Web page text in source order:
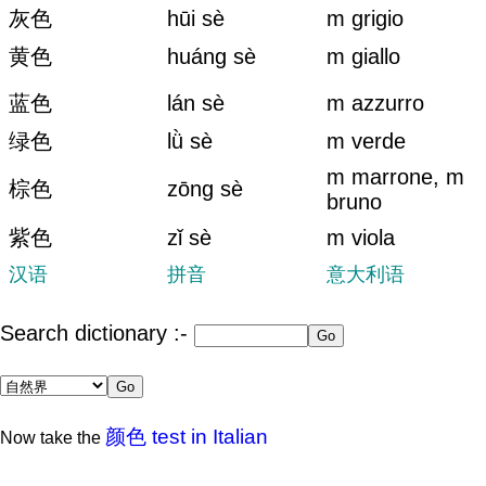
灰色 hūi sè
m grigio
黄色
huáng sè
m giallo
蓝色
lán sè
m azzurro
绿色
lǜ sè
m verde
棕色
zōng sè
m marrone, m
bruno
紫色
zǐ sè m viola
汉语 拼音 意大利语
Search dictionary :-
Now take the 颜色 test in Italian